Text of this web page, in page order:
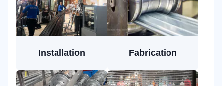
Installation Fabrication